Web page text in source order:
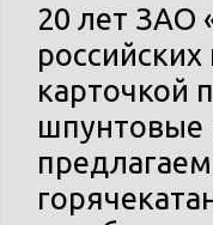
20 лет ЗАО
карточкой
шпунтовые